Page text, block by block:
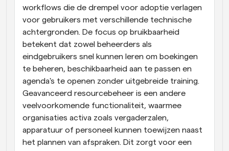
workflows die de drempel voor adoptie verlagen
voor gebruikers met verschillende technische
achtergronden. De focus op bruikbaarheid
betekent dat zowel beheerders als
eindgebruikers snel kunnen leren om boekingen
te beheren, beschikbaarheid aan te passen en
agenda's te openen zonder uitgebreide training.
Geavanceerd resourcebeheer is een andere
veelvoorkomende functionaliteit, waarmee
organisaties activa zoals vergaderzalen,
apparatuur of personeel kunnen toewijzen naast
het plannen van afspraken. Dit zorgt voor een